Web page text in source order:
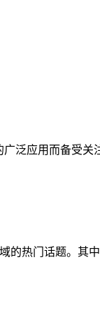
泛应用而备受关
的热门话题。其